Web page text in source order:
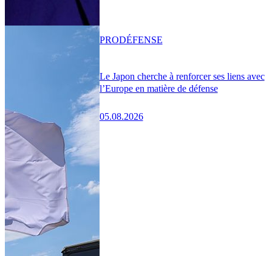
Le Japon cherche à renforcer ses liens avec
l’Europe en matière de défense
05.08.2026
PRODÉFENSE